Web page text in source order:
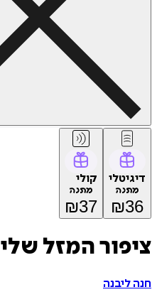
דיגיטלי
מתנה
₪36
קולי
מתנה
₪37
ציפור המזל שלי
חנה ליבנה